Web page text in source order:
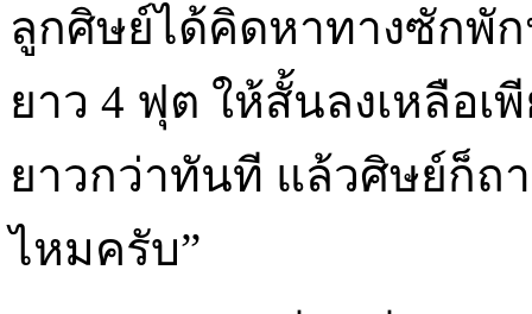
ลูกศิษย์ได้คิดหาทางซักพั
ยาว 4 ฟุต ให้สั้นลงเหลือเ
ยาวกว่าทันที แล้วศิษย์ก็ถ
ไหมครับ”